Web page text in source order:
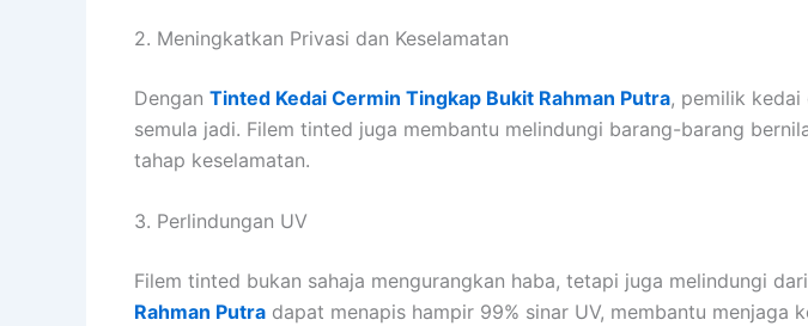
2. Meningkatkan Privasi dan Keselamatan
Dengan Tinted Kedai Cermin Tingkap Bukit Rahman Putra, pemilik
semula jadi. Filem tinted juga membantu melindungi barang-barang
tahap keselamatan.
3. Perlindungan UV
Filem tinted bukan sahaja mengurangkan haba, tetapi juga melindungi
Rahman Putra dapat menapis hampir 99% sinar UV, membantu